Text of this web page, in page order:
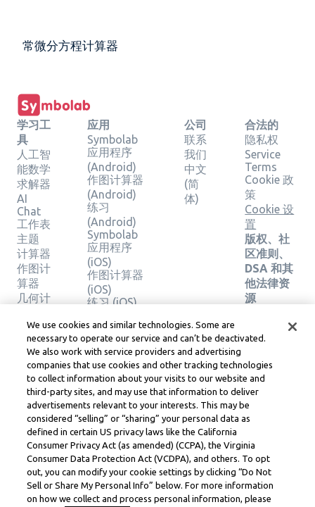
常微分方程计算器
学习工
具
人工智
能数学
求解器
AI
Chat
工作表
主题
计算器
作图计
算器
几何计
验证解
决方案
应用
Symbolab
应用程序
(Android)
作图计算器
(Android)
练习
(Android)
Symbolab
应用程序
(iOS)
作图计算器
(iOS)
练习 (iOS)
公司
联系
我们
中文
(简
体)
合法的
隐私权
Service
Terms
Cookie 政
策
Cookie 设
置
版权、社
区准则、
DSA 和其
他法律资
源
法律中心
Learneo
Symbolab, a Learneo, Inc. business
© Learneo, Inc. 2024
We use cookies and similar technologies. Some are
necessary to operate our service and can’t be deactivated.
We also work with service providers and advertising
companies that use cookies and other tracking technologies
to collect information about your visits to our website and
third-party sites, and may use that information to deliver
advertisements relevant to your interests. This may be
considered “selling” or “sharing” your personal data as
defined in certain US privacy laws like the California
Consumer Privacy Act (as amended) (CCPA), the Virginia
Consumer Data Protection Act (VCDPA), and others. To opt
out, you can modify your cookie settings by clicking “Do Not
Sell or Share My Personal Info” below. For more information
on how we collect and process personal information, please